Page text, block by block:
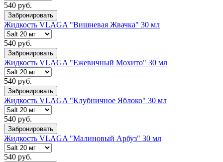
540 руб.
Забронировать
Жидкость VLAGA "Вишневая Жвачка" 30 мл
540 руб.
Забронировать
Жидкость VLAGA "Ежевичный Мохито" 30 мл
540 руб.
Забронировать
Жидкость VLAGA "Клубничное Яблоко" 30 мл
540 руб.
Забронировать
Жидкость VLAGA "Малиновый Арбуз" 30 мл
540 руб.